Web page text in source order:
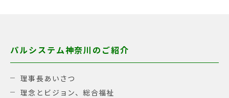
パルシステム神奈川のご紹介
理事長あいさつ
理念とビジョン、総合福祉